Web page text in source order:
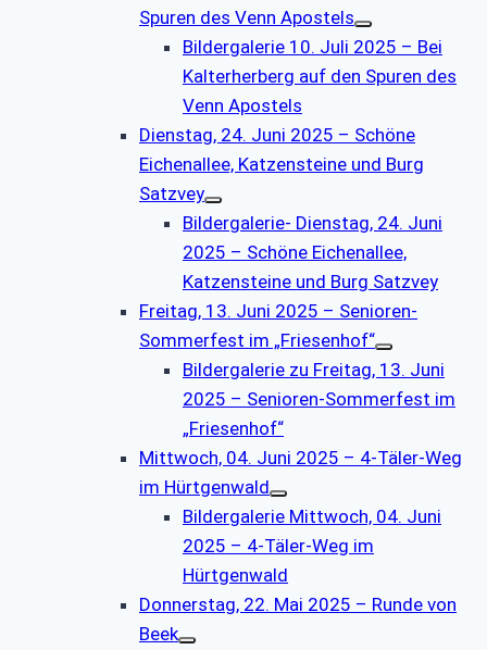
Spuren des Venn Apostels
Bildergalerie 10. Juli 2025 – Bei
Kalterherberg auf den Spuren des
Venn Apostels
Dienstag, 24. Juni 2025 – Schöne
Eichenallee, Katzensteine und Burg
Satzvey
Bildergalerie- Dienstag, 24. Juni
2025 – Schöne Eichenallee,
Katzensteine und Burg Satzvey
Freitag, 13. Juni 2025 – Senioren-
Sommerfest im „Friesenhof“
Bildergalerie zu Freitag, 13. Juni
2025 – Senioren-Sommerfest im
„Friesenhof“
Mittwoch, 04. Juni 2025 – 4-Täler-Weg
im Hürtgenwald
Bildergalerie Mittwoch, 04. Juni
2025 – 4-Täler-Weg im
Hürtgenwald
Donnerstag, 22. Mai 2025 – Runde von
Beek